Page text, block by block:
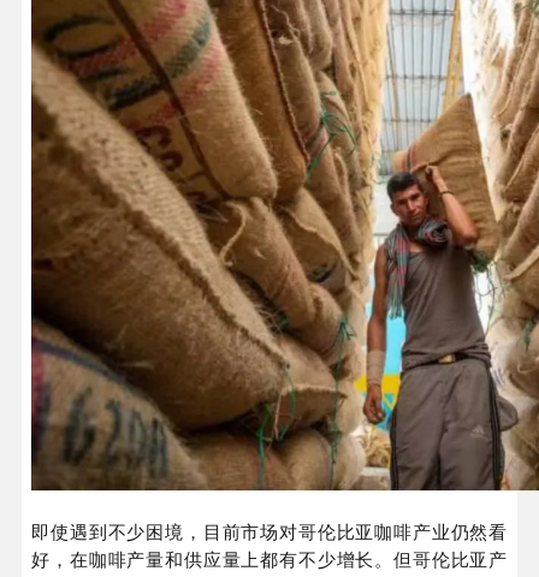
即使遇到不少困境，目前市场对哥伦比亚咖啡产业仍然看
好，在咖啡产量和供应量上都有不少增长。但哥伦比亚产